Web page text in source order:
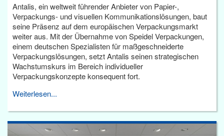
Antalis, ein weltweit führender Anbieter von Papier-,
Verpackungs- und visuellen Kommunikationslösungen, baut
seine Präsenz auf dem europäischen Verpackungsmarkt
weiter aus. Mit der Übernahme von Speidel Verpackungen,
einem deutschen Spezialisten für maßgeschneiderte
Verpackungslösungen, setzt Antalis seinen strategischen
Wachstumskurs im Bereich individueller
Verpackungskonzepte konsequent fort.
Weiterlesen...